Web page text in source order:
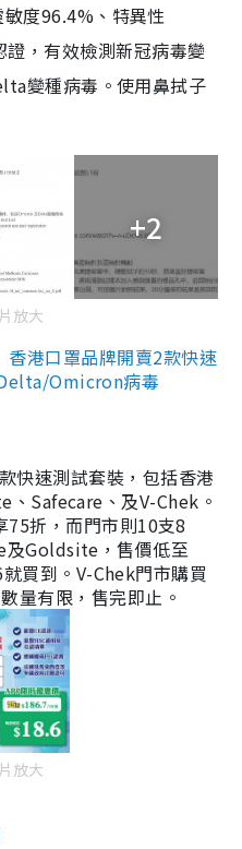
度96.4%、特異性
，有效檢測新冠病毒變
變種病毒。使用鼻拭子
+2
放大
香港口罩品牌開賣2款快速
Omicron病毒
快速測試套裝，包括香港
Safecare、及V-Chek。
折，而門市則10支8
及Goldsite，售價低至
買到。V-Chek門市購買
量有限，售完即止。
放大